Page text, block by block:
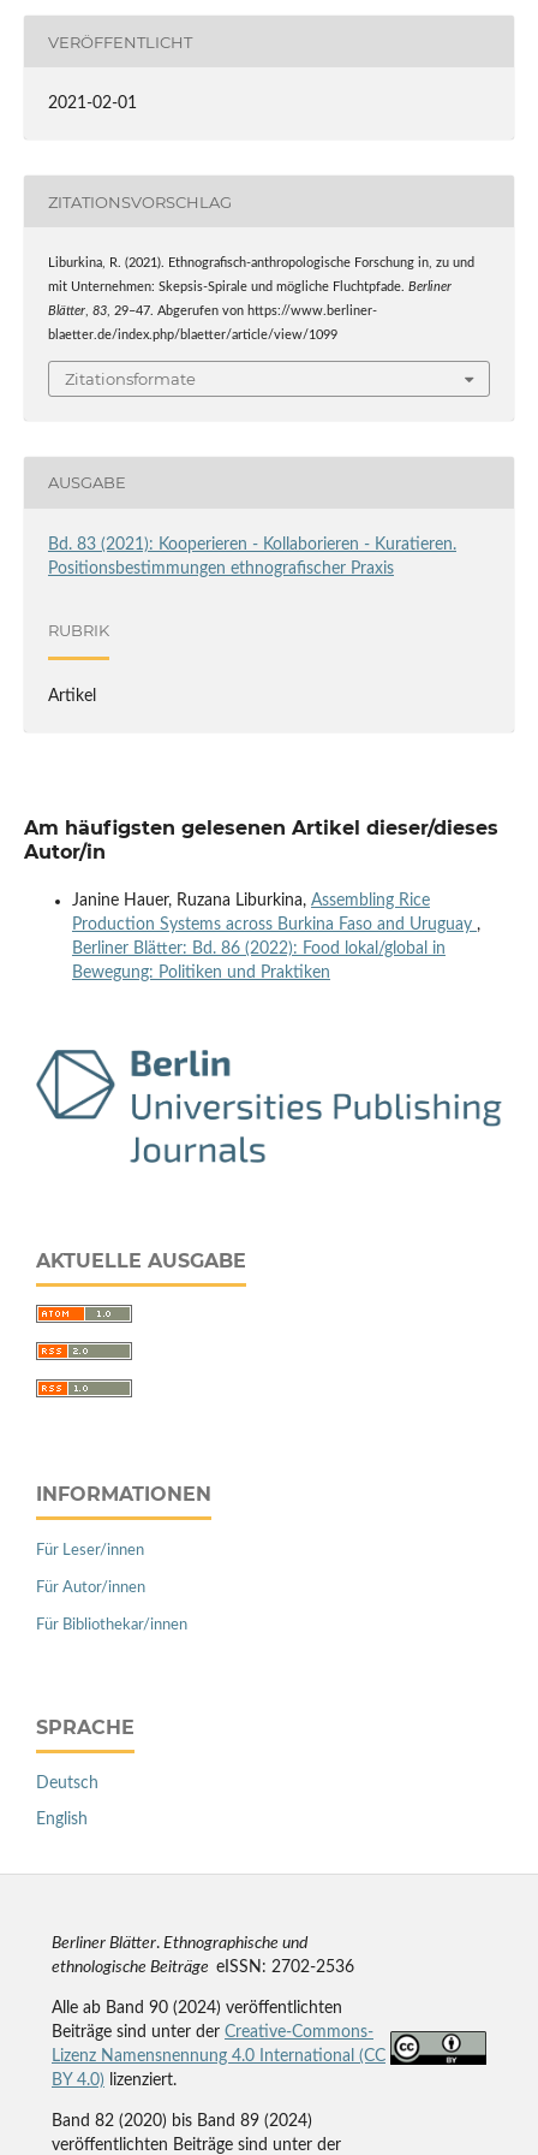
VERÖFFENTLICHT
2021-02-01
ZITATIONSVORSCHLAG
Liburkina, R. (2021). Ethnografisch-anthropologische Forschung in, zu und
mit Unternehmen: Skepsis-Spirale und mögliche Fluchtpfade. Berliner
Blätter, 83, 29–47. Abgerufen von https://www.berliner-
blaetter.de/index.php/blaetter/article/view/1099
Zitationsformate
AUSGABE
Bd. 83 (2021): Kooperieren - Kollaborieren - Kuratieren.
Positionsbestimmungen ethnografischer Praxis
RUBRIK
Artikel
Am häufigsten gelesenen Artikel dieser/dieses
Autor/in
Janine Hauer, Ruzana Liburkina, Assembling Rice
Production Systems across Burkina Faso and Uruguay ,
Berliner Blätter: Bd. 86 (2022): Food lokal/global in
Bewegung: Politiken und Praktiken
AKTUELLE AUSGABE
INFORMATIONEN
Für Leser/innen
Für Autor/innen
Für Bibliothekar/innen
SPRACHE
Deutsch
English
Berliner Blätter.Ethnographische und
ethnologische Beiträge eISSN: 2702-2536
Alle ab Band 90 (2024) veröffentlichten
Beiträge sind unter der Creative-Commons-
Lizenz Namensnennung 4.0 International (CC
BY 4.0) lizenziert.
Band 82 (2020) bis Band 89 (2024)
veröffentlichten Beiträge sind unter der